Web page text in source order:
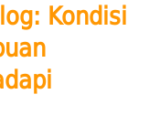
Kondisi